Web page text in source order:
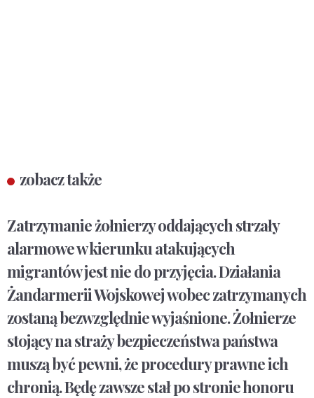
zobacz także
Zatrzymanie żołnierzy oddających strzały
alarmowe w kierunku atakujących
migrantów jest nie do przyjęcia. Działania
Żandarmerii Wojskowej wobec zatrzymanych
zostaną bezwzględnie wyjaśnione. Żołnierze
stojący na straży bezpieczeństwa państwa
muszą być pewni, że procedury prawne ich
chronią. Będę zawsze stał po stronie honoru